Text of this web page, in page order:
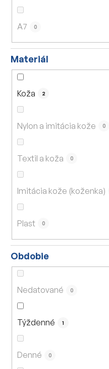
A7 0
Materiál
Koža 2
Nylon a imitácia kože 0
Textil a koža 0
Imitácia kože (koženka)
Plast 0
Obdobie
Nedatované 0
Týždenné 1
Denné 0